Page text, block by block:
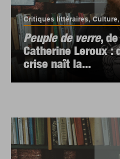
Critiques littéraires,Culture,
Peuple de verre, de
Catherine Leroux :
crise naît la...